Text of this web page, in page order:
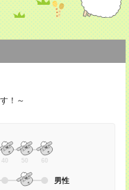
！～
40 50 60
男性